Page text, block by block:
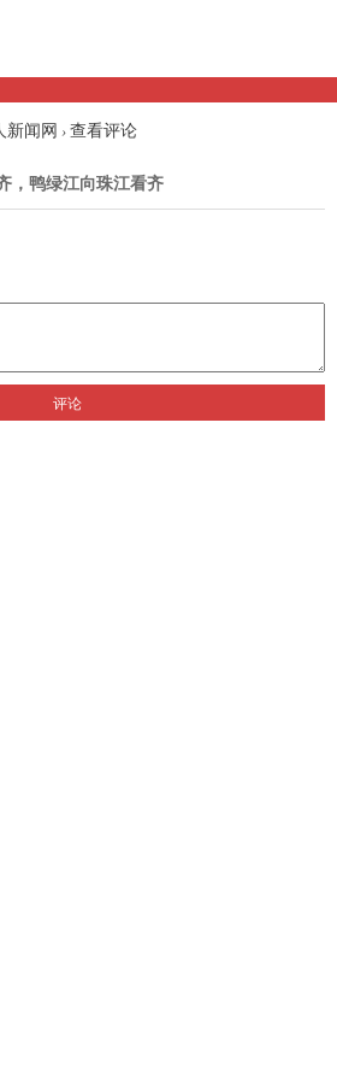
新闻网 › 查看评论
，鸭绿江向珠江看齐
评论